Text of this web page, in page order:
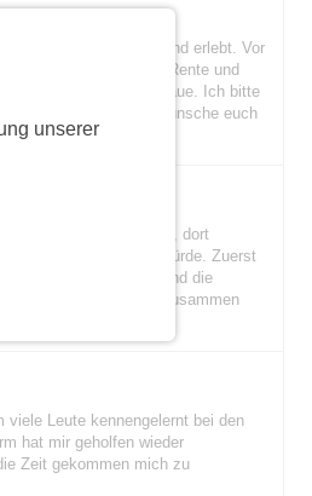
unserer
MüSis unternommen und erlebt. Vor
so!!! Ich bin nun in Rente und
ins Mü-Si-Portal schaue. Ich bitte
und wünsche euch
hab mich angemeldet, dort
gerne kennen lernen würde. Zuerst
sofort sympathisch und die
gekauft und sind zusammen
Leute kennengelernt bei den
hat mir geholfen wieder
Zeit gekommen mich zu